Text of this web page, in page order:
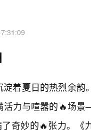
着夏日的热烈余韵
活力与喧嚣的🔥场
奇妙的🔥张力。《